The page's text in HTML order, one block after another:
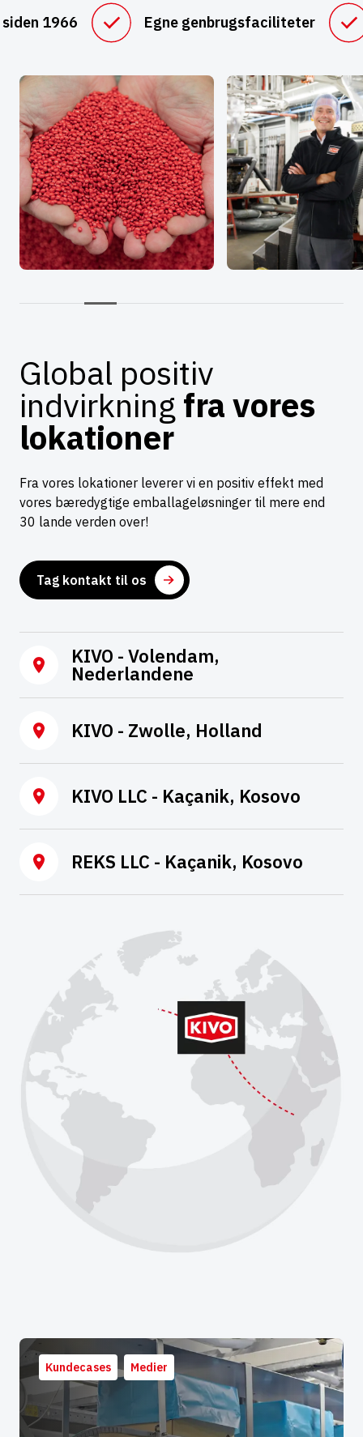
1966 Egne genbrugsfaciliteter
Global positiv
indvirkning fra vores
lokationer
Fra vores lokationer leverer vi en positiv effekt med
vores bæredygtige emballageløsninger til mere end
30 lande verden over!
Tag kontakt til os
KIVO - Volendam,
Nederlandene
KIVO - Zwolle, Holland
KIVO LLC - Kaçanik, Kosovo
REKS LLC - Kaçanik, Kosovo
Kundecases Medier